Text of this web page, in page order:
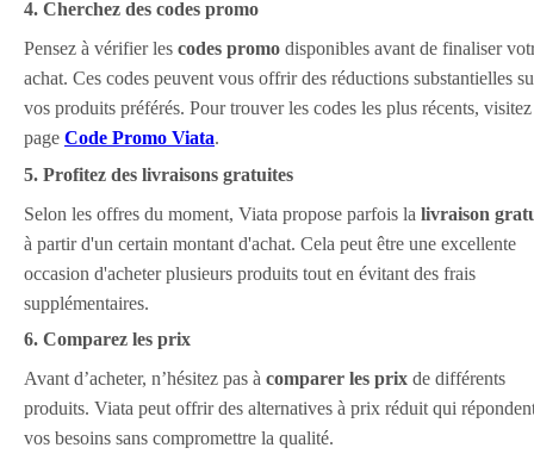
4. Cherchez des codes promo
Pensez à vérifier les codes promo disponibles avant de finaliser
achat. Ces codes peuvent vous offrir des réductions substantielles
vos produits préférés. Pour trouver les codes les plus récents,
page Code Promo Viata.
5. Profitez des livraisons gratuites
Selon les offres du moment, Viata propose parfois la livraison
à partir d'un certain montant d'achat. Cela peut être une excellente
occasion d'acheter plusieurs produits tout en évitant des frais
supplémentaires.
6. Comparez les prix
Avant d’acheter, n’hésitez pas à comparer les prix de différents
produits. Viata peut offrir des alternatives à prix réduit qui
vos besoins sans compromettre la qualité.